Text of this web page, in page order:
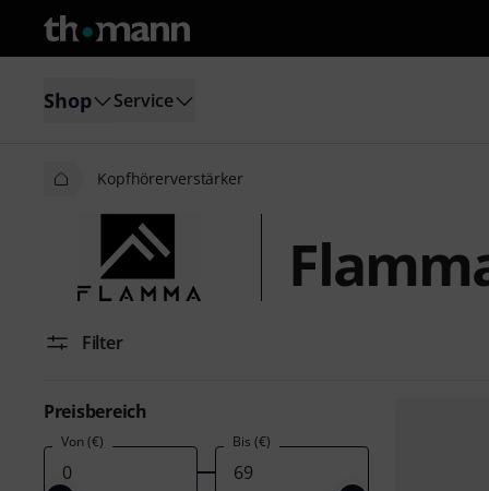
Shop Service
Kopfhörerverstärker
Filter
Preisbereich
Von (€) Bis (€)